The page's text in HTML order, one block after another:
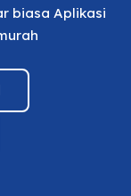
biasa Aplikasi